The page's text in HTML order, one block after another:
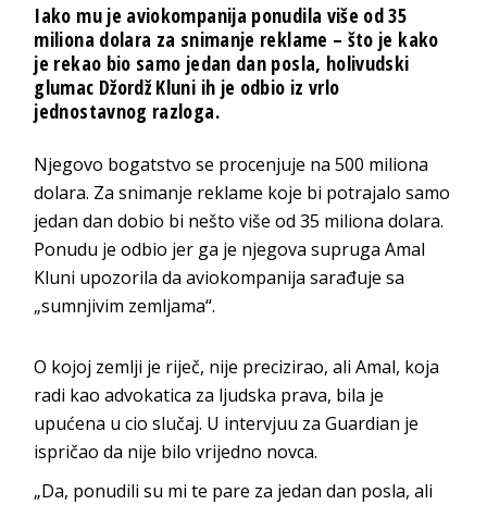
Iako mu je aviokompanija ponudila više od 35
miliona dolara za snimanje reklame – što je kako
je rekao bio samo jedan dan posla, holivudski
glumac Džordž Kluni ih je odbio iz vrlo
jednostavnog razloga.
Njegovo bogatstvo se procenjuje na 500 miliona
dolara. Za snimanje reklame koje bi potrajalo samo
jedan dan dobio bi nešto više od 35 miliona dolara.
Ponudu je odbio jer ga je njegova supruga Amal
Kluni upozorila da aviokompanija sarađuje sa
„sumnjivim zemljama“.
O kojoj zemlji je riječ, nije precizirao, ali Amal, koja
radi kao advokatica za ljudska prava, bila je
upućena u cio slučaj. U intervjuu za Guardian je
ispričao da nije bilo vrijedno novca.
„Da, ponudili su mi te pare za jedan dan posla, ali